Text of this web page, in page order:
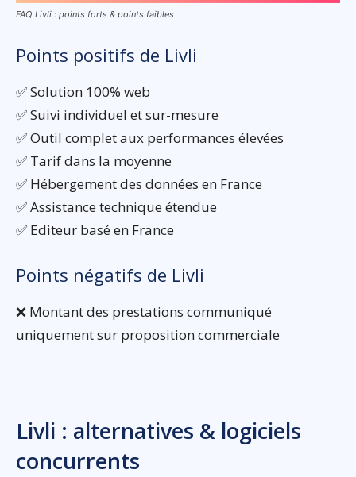
FAQ Livli : points forts & points faibles
Points positifs de Livli
✅ Solution 100% web
✅ Suivi individuel et sur-mesure
✅ Outil complet aux performances élevées
✅ Tarif dans la moyenne
✅ Hébergement des données en France
✅ Assistance technique étendue
✅ Editeur basé en France
Points négatifs de Livli
❌ Montant des prestations communiqué
uniquement sur proposition commerciale
Livli : alternatives & logiciels
concurrents